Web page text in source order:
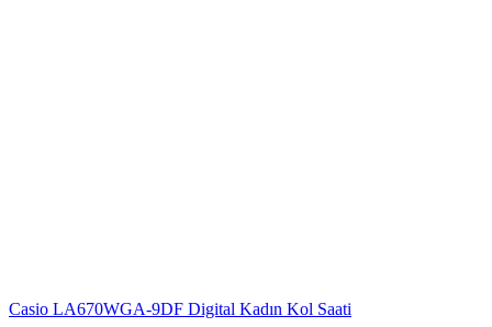
Casio LA670WGA-9DF Digital Kadın Kol Saati